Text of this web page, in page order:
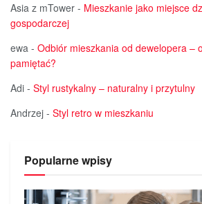
Asia z mTower - Mieszkanie jako miejsce
gospodarczej
ewa - Odbiór mieszkania od dewelopera –
pamiętać?
Adi - Styl rustykalny – naturalny i przytulny
Andrzej - Styl retro w mieszkaniu
Popularne wpisy